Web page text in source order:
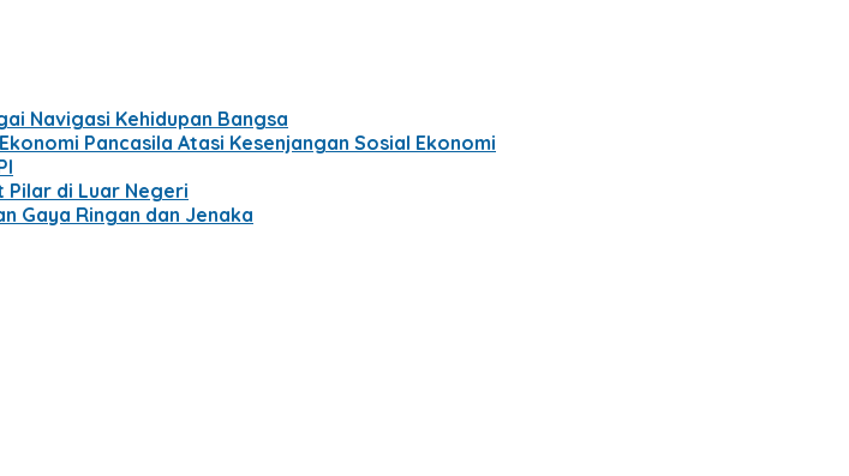
Navigasi Kehidupan Bangsa
Pancasila Atasi Kesenjangan Sosial Ekonomi
Pilar di Luar Negeri
Gaya Ringan dan Jenaka